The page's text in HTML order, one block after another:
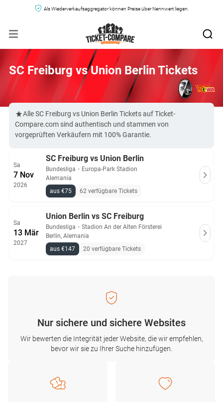
Als Wiederverkaufsaggregator können Preise über Nennwert liegen.
SC Freiburg vs Union Berlin Tickets
Alle SC Freiburg vs Union Berlin Tickets auf Ticket-
Compare.com sind authentisch und stammen von
vorgeprüften Verkäufern mit 100% Garantie.
Sa
7 Nov
2026
SC Freiburg vs Union Berlin
Bundesliga ・ Europa-Park Stadion
Alemania
aus €75
62 verfügbare Tickets
Sa
13 Mär
2027
Union Berlin vs SC Freiburg
Bundesliga ・ Stadion An der Alten Försterei
Berlin, Alemania
aus €147
20 verfügbare Tickets
Nur sichere und sichere Websites
Wir bewerten die Integrität jeder Website, die wir empfehlen,
bevor wir sie zu Ihrer Suche hinzufügen.